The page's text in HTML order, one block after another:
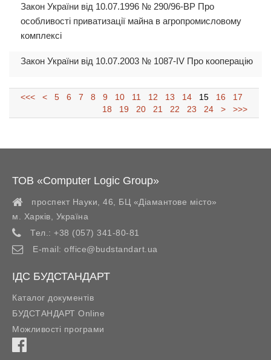
Закон України від 10.07.1996 № 290/96-ВР Про
особливості приватизації майна в агропромисловому
комплексі
Закон України від 10.07.2003 № 1087-IV Про кооперацію
<<< < 5 6 7 8 9 10 11 12 13 14 15 16
17
18
19 20 21 22 23 24 > >>>
ТОВ «Computer Logic Group»
проспект Науки, 46, БЦ «Діамантове місто»
м. Харків
Україна
Тел.: +38 (057) 341-80-81
E-mail: office@budstandart.ua
ІДС БУДСТАНДАРТ
Каталог документів
БУДСТАНДАРТ Online
Можливості програми